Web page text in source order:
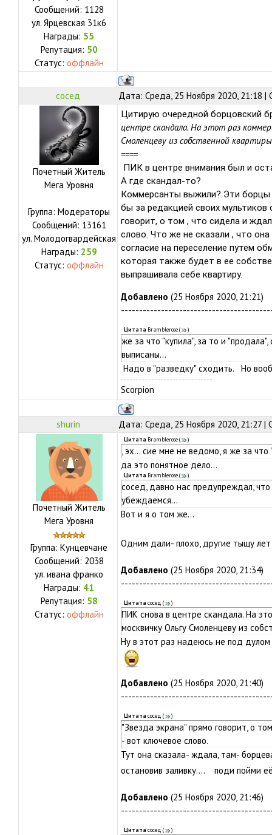
Сообщений: 1128
ул. Ярцевская 31к6
Награды: 55
Репутация: 50
Статус: оффлайн
сосед Дата: Среда, 25 Ноября 2020, 21:18
Почетный Житель
Мега Уровня
Группа: Модераторы
Сообщений: 13161
ул. Молодогвардейская
Награды: 259
Статус: оффлайн
Цитирую очередной борцовский
центре скандала. На этот раз
Смоленцеву из собственной
====
ПИК в центре внимания был и
А где скандал-то?
Коммерсанты выжили? Эти борцы
бы за редакцией своих мультиков
говорит, о том , что сидела и
слово. Что же не сказали , что
согласие на переселение путем
которая также будет в ее
выпрашивала себе квартиру.
Добавлено (25 Ноября 2020, 21:21)
Цитата Bramblerose( )
же за что "купила", за то и
выписаны...
Надо в "разведку" сходить. Но
Scorpion
shurin Дата: Среда, 25 Ноября 2020, 21:27 |
Почетный Житель
Мега Уровня
Группа: Кунцевчане
Сообщений: 2038
ул. ивана франко
Награды: 41
Репутация: 58
Статус: оффлайн
Цитата Bramblerose( )
, эх... сие мне не ведомо, я же за что
да это понятное дело...
Цитата Bramblerose( )
сосед, давно нас предупреждал,
убеждаемся...
Вот и я о том же...
Одним дали- плохо, другие тыщу
Добавлено (25 Ноября 2020, 21:34)
Цитата сосед ( )
ПИК снова в центре скандала. На
москвичку Ольгу Смоленцеву из
Ну в этот раз надеюсь не под
Добавлено (25 Ноября 2020, 21:40)
Цитата сосед ( )
"Звезда экрана" прямо говорит, о
- вот ключевое слово.
Тут она сказала- ждала, там-
остановив заливку.... поди пойми
Добавлено (25 Ноября 2020, 21:46)
Цитата сосед ( )